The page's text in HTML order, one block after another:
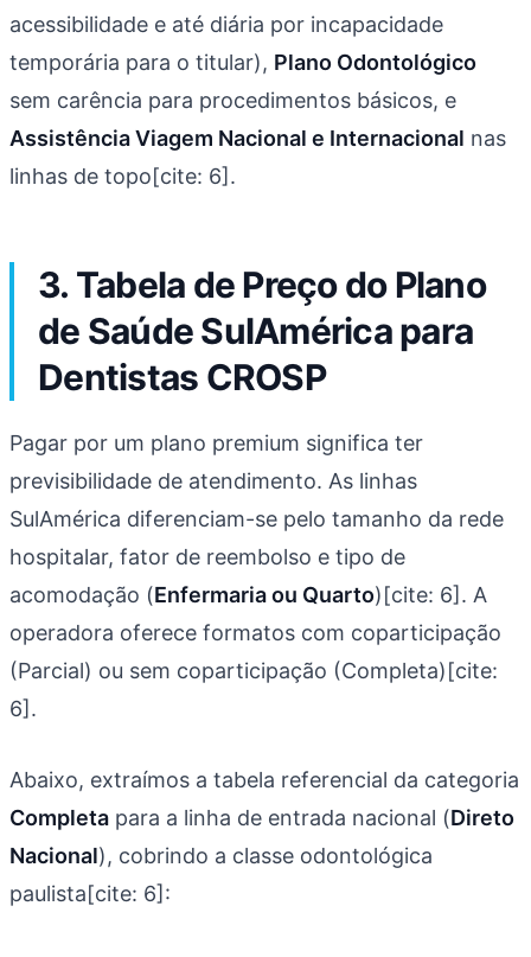
acessibilidade e até diária por incapacidade
temporária para o titular), Plano Odontológico
sem carência para procedimentos básicos, e
Assistência Viagem Nacional e Internacional nas
linhas de topo[cite: 6].
3. Tabela de Preço do Plano
de Saúde SulAmérica para
Dentistas CROSP
Pagar por um plano premium significa ter
previsibilidade de atendimento. As linhas
SulAmérica diferenciam-se pelo tamanho da rede
hospitalar, fator de reembolso e tipo de
acomodação (Enfermaria ou Quarto)[cite: 6]. A
operadora oferece formatos com coparticipação
(Parcial) ou sem coparticipação (Completa)[cite:
6].
Abaixo, extraímos a tabela referencial da categoria
Completa para a linha de entrada nacional (Direto
Nacional), cobrindo a classe odontológica
paulista[cite: 6]: